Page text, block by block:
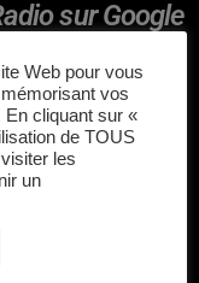
sur Google
Web pour vous
vos
cliquant sur «
de TOUS
les
un